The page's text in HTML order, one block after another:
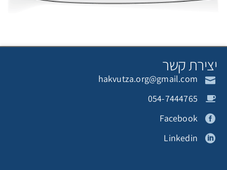
יצירת קשר
hakvutza.org@gmail.com
054-7444765
Facebook
Linkedin